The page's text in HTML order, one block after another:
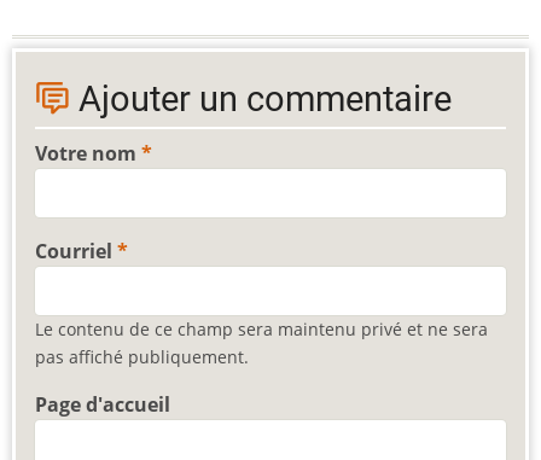
Ajouter un commentaire
Votre nom
Courriel
Le contenu de ce champ sera maintenu privé et ne sera
pas affiché publiquement.
Page d'accueil